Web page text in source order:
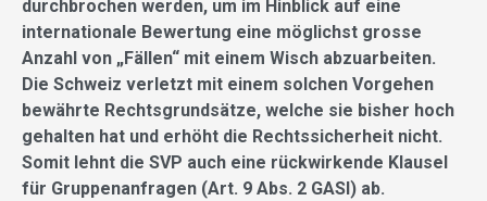
durchbrochen werden, um im Hinblick auf eine
internationale Bewertung eine möglichst grosse
Anzahl von „Fällen“ mit einem Wisch abzuarbeiten.
Die Schweiz verletzt mit einem solchen Vorgehen
bewährte Rechtsgrundsätze, welche sie bisher hoch
gehalten hat und erhöht die Rechtssicherheit nicht.
Somit lehnt die SVP auch eine rückwirkende Klausel
für Gruppenanfragen (Art. 9 Abs. 2 GASI) ab.